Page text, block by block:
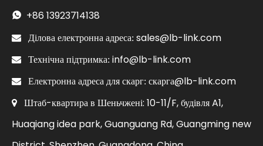
 +86 13923714138
 Ділова електронна адреса: sales@lb-link.com
 Технічна підтримка: info@lb-link.com
 Електронна адреса для скарг: скарга@lb-link.com
 Штаб-квартира в Шеньчжені: 10-11/F, будівля A1,
Huaqiang idea park, Guanguang Rd, Guangming new